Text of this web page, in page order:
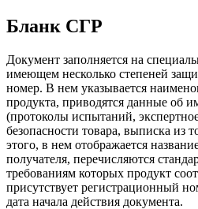
Бланк СГР
Документ заполняется на
имеющем несколько степеней
номер. В нем указывается
продукта, приводятся данные об
(протоколы испытаний,
безопасности товара, выписка из
этого, в нем отображается
получателя, перечисляются
требованиям которых продукт
присутствует регистрационный
дата начала действия документа.